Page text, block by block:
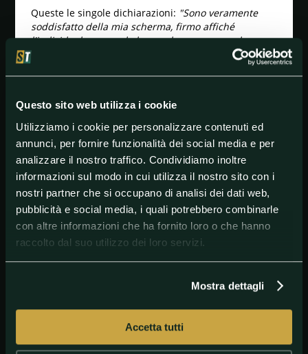
Questo sito web utilizza i cookie
Utilizziamo i cookie per personalizzare contenuti ed
annunci, per fornire funzionalità dei social media e per
analizzare il nostro traffico. Condividiamo inoltre
informazioni sul modo in cui utilizza il nostro sito con i
nostri partner che si occupano di analisi dei dati web,
pubblicità e social media, i quali potrebbero combinarle
con altre informazioni che ha fornito loro o che hanno
raccolto dal suo utilizzo dei loro servizi.
Mostra dettagli
Accetta tutti
Queste le singole dichiarazioni: "Sono veramente
soddisfatto della mia scherma, firmo affiché
l'individuale non vada bene e la gara a squadre
invece sì"
"Una medaglia speciale,
perché condivisa con i compagni di squadra e i
obiettivo, il pubblico ci ha aiutato; i miei compagni
sono stati fenomenali, è una prova che rafforza la
consapevolezza nei nostri mezzi, talora l'abbiamo
smarrita" (Federico Vismara); "Sapevo di non dover
gareggiare nell'individuale, era l'appuntamento che
perciò aspettavo da tanto: sono migliorato rispetto
all'Europeo, queste erano le mie due giornate"
(Andrea Santarelli).